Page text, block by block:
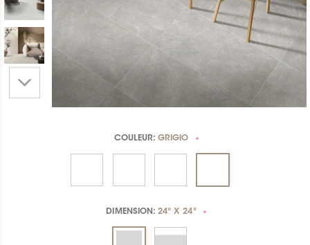
COULEUR:GRIGIO *
DIMENSION:24" X 24" *